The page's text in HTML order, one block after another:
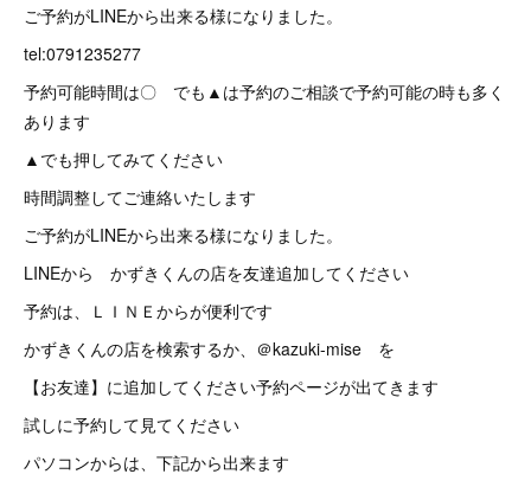
ご予約がLINEから出来る様になりました。
tel:0791235277
予約可能時間は〇 でも▲は予約のご相談で予約可能の時も多く
あります
▲でも押してみてください
時間調整してご連絡いたします
ご予約がLINEから出来る様になりました。
LINEから かずきくんの店を友達追加してください
予約は、ＬＩＮＥからが便利です
かずきくんの店を検索するか、＠kazuki-mise を
【お友達】に追加してください予約ページが出てきます
試しに予約して見てください
パソコンからは、下記から出来ます